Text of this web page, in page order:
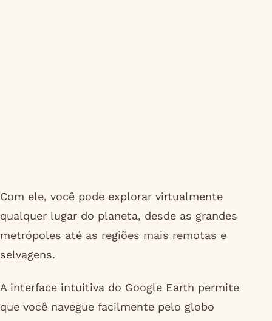
Com ele, você pode explorar virtualmente
qualquer lugar do planeta, desde as grandes
metrópoles até as regiões mais remotas e
selvagens.
A interface intuitiva do Google Earth permite
que você navegue facilmente pelo globo